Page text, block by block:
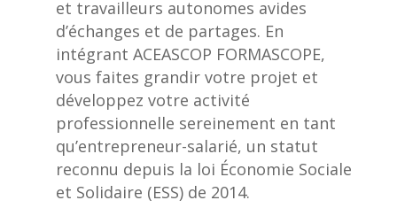
et travailleurs autonomes avides
d’échanges et de partages. En
intégrant ACEASCOP FORMASCOPE,
vous faites grandir votre projet et
développez votre activité
professionnelle sereinement en tant
qu’entrepreneur-salarié, un statut
reconnu depuis la loi Économie Sociale
et Solidaire (ESS) de 2014.